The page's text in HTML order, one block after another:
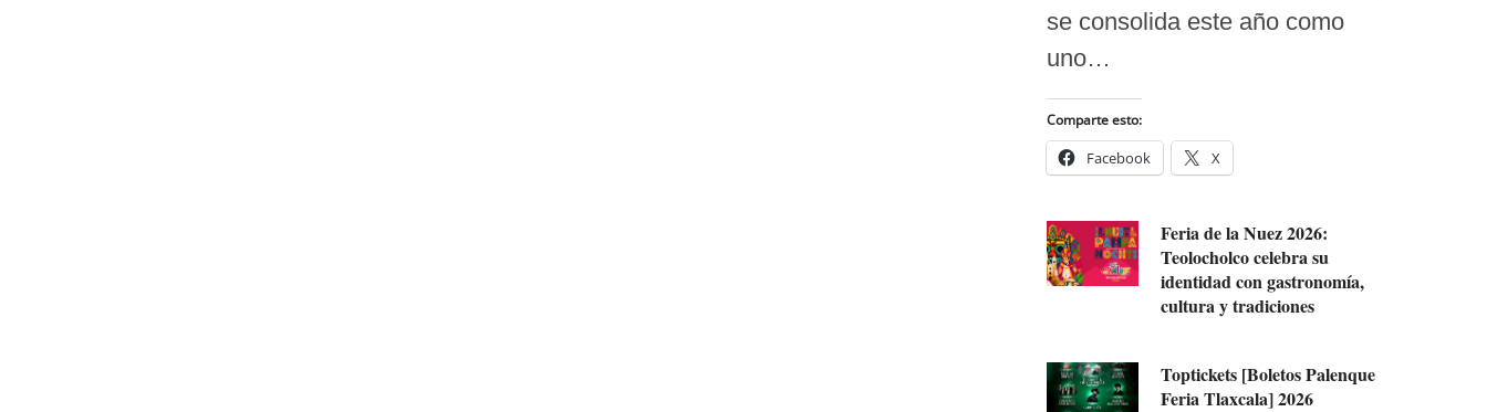
se consolida este año como
uno…
Comparte esto:
Facebook X
Feria de la Nuez 2026:
Teolocholco celebra su
identidad con gastronomía,
cultura y tradiciones
Toptickets [Boletos Palenque
Feria Tlaxcala] 2026